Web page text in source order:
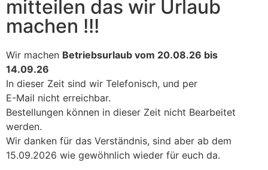
mitteilen das wir Urlaub
machen !!!
Wir machen Betriebsurlaub vom 20.08.26 bis
14.09.26
In dieser Zeit sind wir Telefonisch, und per
E-Mail nicht erreichbar.
Bestellungen können in dieser Zeit nicht Bearbeitet
werden.
Wir danken für das Verständnis, sind aber ab dem
15.09.2026 wie gewöhnlich wieder für euch da.